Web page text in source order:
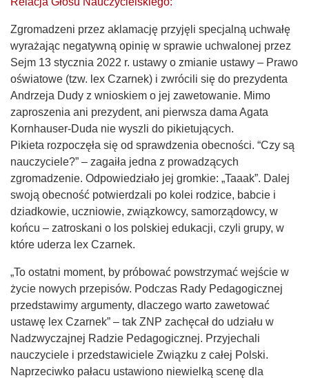
Zgromadzeni przez aklamację przyjęli specjalną uchwałę
wyrażając negatywną opinię w sprawie uchwalonej przez
Sejm 13 stycznia 2022 r. ustawy o zmianie ustawy – Prawo
oświatowe (tzw. lex Czarnek) i zwrócili się do prezydenta
Andrzeja Dudy z wnioskiem o jej zawetowanie. Mimo
zaproszenia ani prezydent, ani pierwsza dama Agata
Kornhauser-Duda nie wyszli do pikietujących.
Pikieta rozpoczęła się od sprawdzenia obecności. “Czy są
nauczyciele?” – zagaiła jedna z prowadzących
zgromadzenie. Odpowiedziało jej gromkie: „Taaak”. Dalej
swoją obecność potwierdzali po kolei rodzice, babcie i
dziadkowie, uczniowie, związkowcy, samorządowcy, w
końcu – zatroskani o los polskiej edukacji, czyli grupy, w
które uderza lex Czarnek.
„To ostatni moment, by próbować powstrzymać wejście w
życie nowych przepisów. Podczas Rady Pedagogicznej
przedstawimy argumenty, dlaczego warto zawetować
ustawę lex Czarnek” – tak ZNP zachęcał do udziału w
Nadzwyczajnej Radzie Pedagogicznej. Przyjechali
nauczyciele i przedstawiciele Związku z całej Polski.
Naprzeciwko pałacu ustawiono niewielką scenę dla